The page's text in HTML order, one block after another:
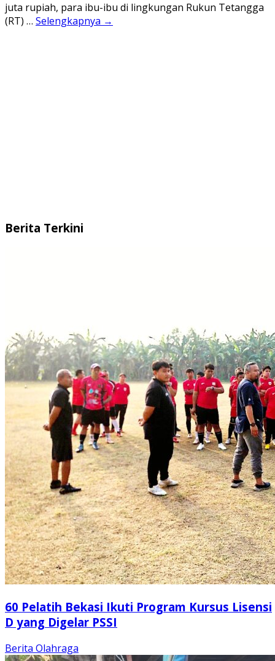
juta rupiah, para ibu-ibu di lingkungan Rukun Tetangga
(RT) … Selengkapnya →
Berita Terkini
60 Pelatih Bekasi Ikuti Program Kursus Lisensi
D yang Digelar PSSI
Berita Olahraga